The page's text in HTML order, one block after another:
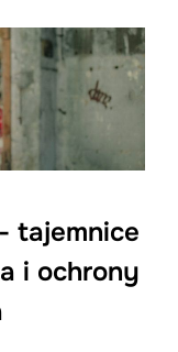
tajemnice
i ochrony